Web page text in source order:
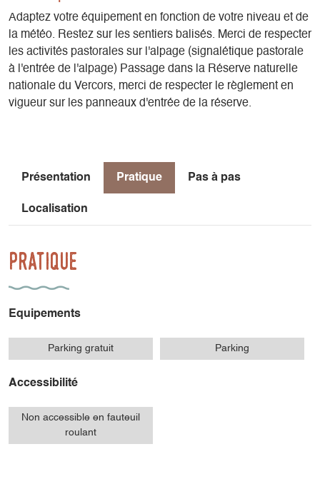
Adaptez votre équipement en fonction de votre niveau et de
la météo. Restez sur les sentiers balisés. Merci de respecter
les activités pastorales sur l'alpage (signalétique pastorale
à l'entrée de l'alpage) Passage dans la Réserve naturelle
nationale du Vercors, merci de respecter le règlement en
vigueur sur les panneaux d'entrée de la réserve.
Présentation Pratique Pas à pas
Localisation
Pratique
Equipements
Parking gratuit Parking
Accessibilité
Non accessible en fauteuil
roulant